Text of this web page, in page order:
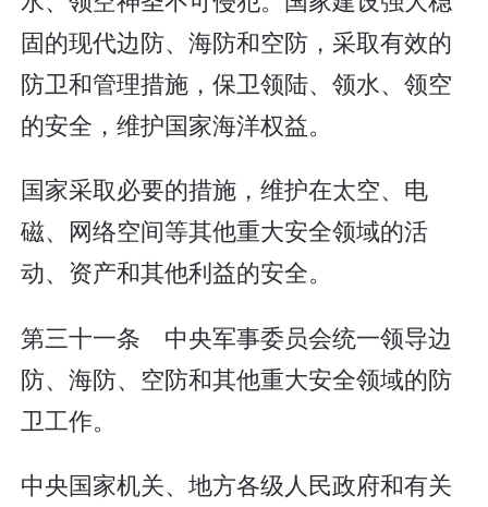
固的现代边防、海防和空防，采取有效的
防卫和管理措施，保卫领陆、领水、领空
的安全，维护国家海洋权益。
国家采取必要的措施，维护在太空、电
磁、网络空间等其他重大安全领域的活
动、资产和其他利益的安全。
第三十一条 中央军事委员会统一领导边
防、海防、空防和其他重大安全领域的防
卫工作。
中央国家机关、地方各级人民政府和有关